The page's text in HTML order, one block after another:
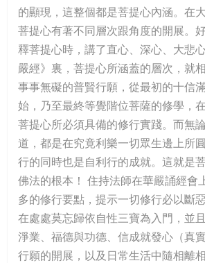
的顯現，這整個都是菩提心內涵。在
菩提心有著不同層次跟角度的開展。
釋菩提心時，講了直心、深心、大悲
嚴經》裏，菩提心所涵蓋的層次，就
事事無礙的普賢行願，從最初的十信
始，乃至最終等覺階位菩薩的修學，
菩提心所必須具備的修行實踐。而無
道，都是在究竟利樂一切眾生邊上所
行的同時也是自利行的成就。這就是
佛法的根本！ 住持法師在華嚴誦經會
多的修行要點，提示一切修行必以斷
在處處莫忘歸依自性三寶為入門，並
淨業、福德與功德、信成就發心（真
行願的開展，以及日常生活中隨相離